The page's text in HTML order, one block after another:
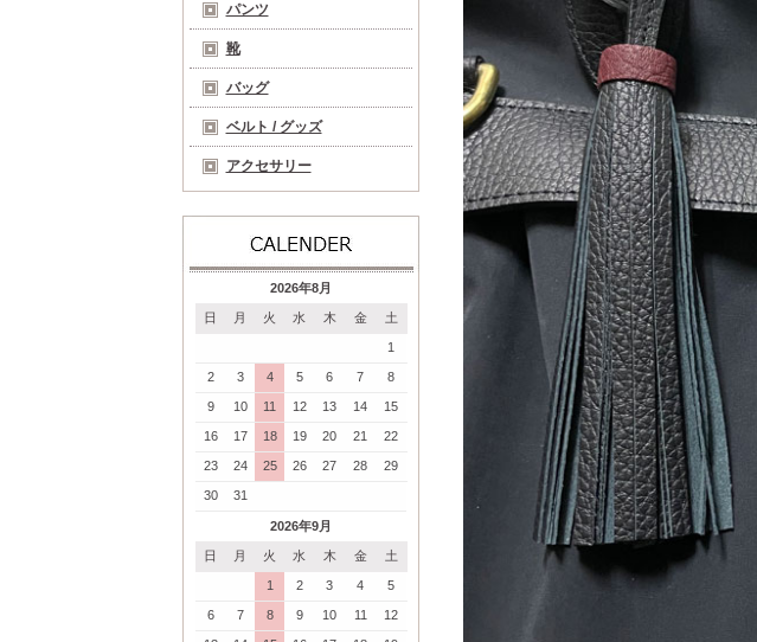
パンツ
靴
バッグ
ベルト / グッズ
アクセサリー
2026年8月
日 月 火 水 木 金 土
1
2 3 4 5 6 7 8
9 10 11 12 13 14 15
16 17 18 19 20 21 22
23 24 25 26 27 28 29
30 31
2026年9月
日 月 火 水 木 金 土
1 2 3 4 5
6 7 8 9 10 11 12